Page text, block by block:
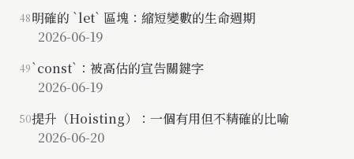
48明確的 `let` 區塊：縮短變數的生命週期
2026-06-19
49`const`：被高估的宣告關鍵字
2026-06-19
50提升（Hoisting）：一個有用但不精確的比喻
2026-06-20